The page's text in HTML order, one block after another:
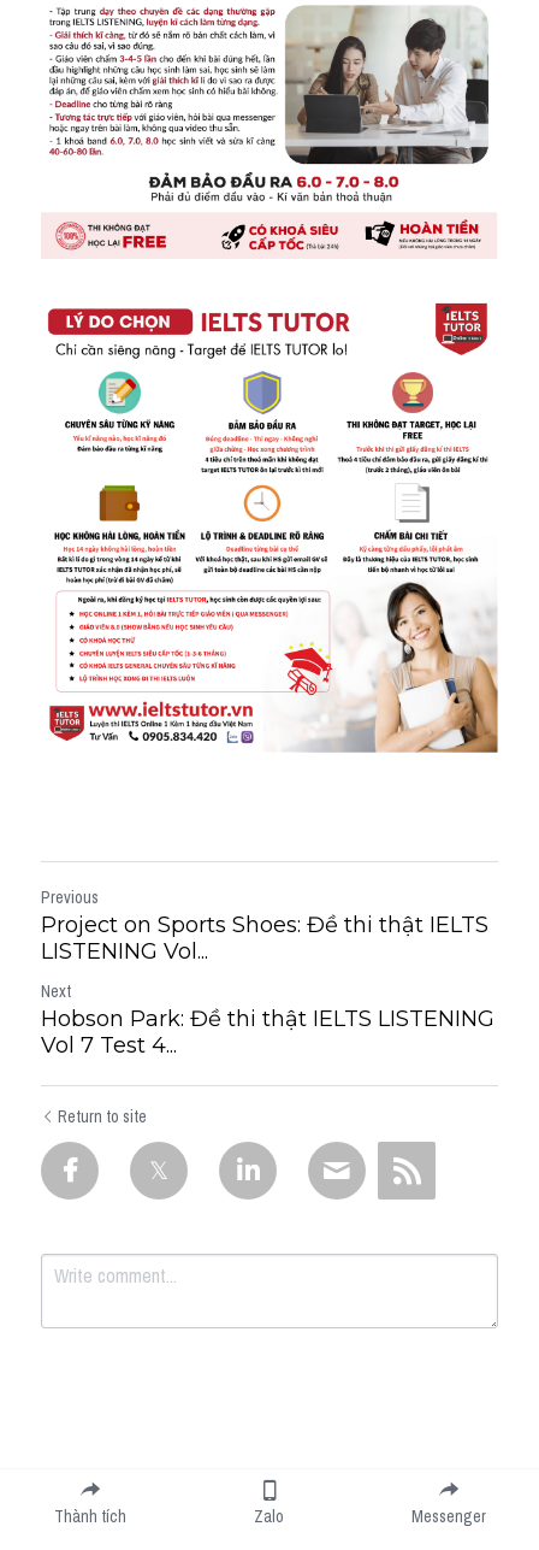
Previous
Project on Sports Shoes: Đề thi thật IELTS
LISTENING Vol...
Next
Hobson Park: Đề thi thật IELTS LISTENING
Vol 7 Test 4...
Return to site
Submit
Thành tích Zalo Messenger